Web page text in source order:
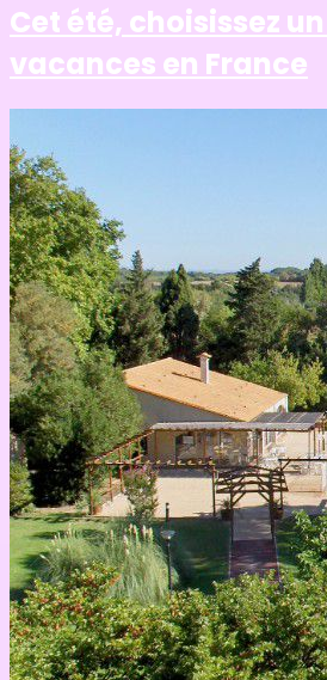
Cet été, choisissez
vacances en France